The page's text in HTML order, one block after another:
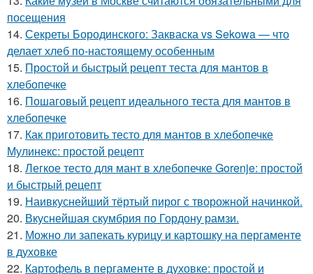
посещения
14. Секреты Бородинского: Закваска vs Sekowa — что
делает хлеб по-настоящему особенным
15. Простой и быстрый рецепт теста для мантов в
хлебопечке
16. Пошаговый рецепт идеального теста для мантов в
хлебопечке
17. Как приготовить тесто для мантов в хлебопечке
Мулинекс: простой рецепт
18. Легкое тесто для мант в хлебопечке Gorenje: простой
и быстрый рецепт
19. Наивкуснейший тёртый пирог с творожной начинкой.
20. Вкуснейшая скумбрия по Гордону рамзи.
21. Можно ли запекать курицу и картошку на пергаменте
в духовке
22. Картофель в пергаменте в духовке: простой и